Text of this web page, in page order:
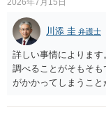
川添 圭 弁護士
詳しい事情によりま
調べることがそもそ
がかかってしまうこ